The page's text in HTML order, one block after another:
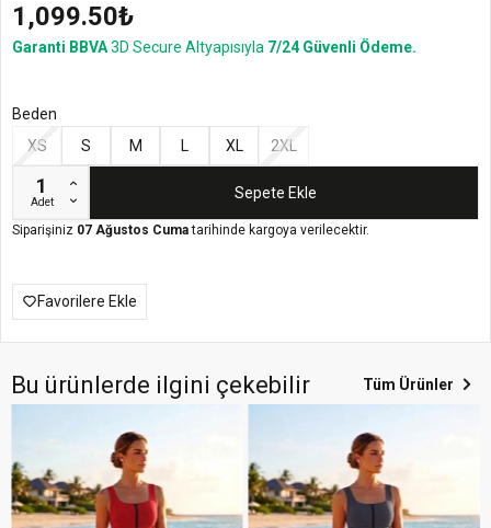
1,099.50₺
Garanti BBVA3D Secure Altyapısıyla 7/24 Güvenli Ödeme.
Beden
XS
S M L XL 2XL
Adet
Sepete Ekle
Siparişiniz 07 Ağustos Cumatarihinde kargoya verilecektir.
Favorilere Ekle
Bu ürünlerde ilgini çekebilir Tüm Ürünler